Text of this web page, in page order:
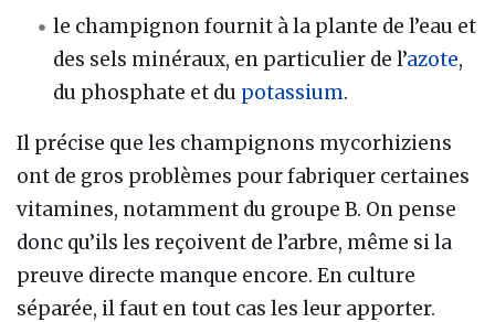
le champignon fournit à la plante de l’eau et
des sels minéraux, en particulier de l’azote,
du phosphate et du potassium.
Il précise que les champignons mycorhiziens
ont de gros problèmes pour fabriquer certaines
vitamines, notamment du groupe B. On pense
donc qu’ils les reçoivent de l’arbre, même si la
preuve directe manque encore. En culture
séparée, il faut en tout cas les leur apporter.